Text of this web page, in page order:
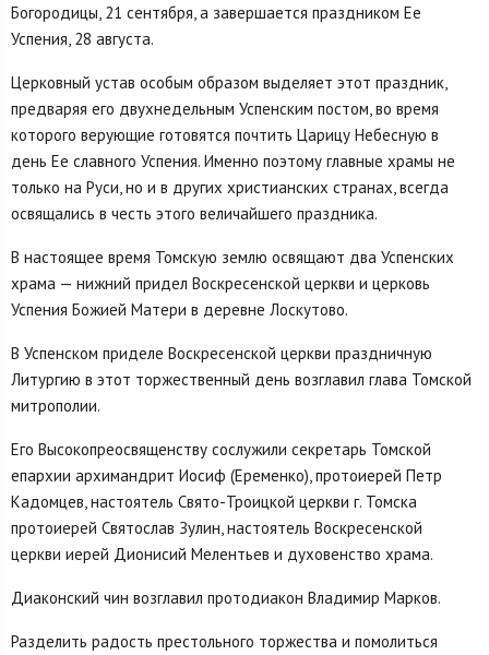
Богородицы, 21 сентября, а завершается праздником Ее
Успения, 28 августа.
Церковный устав особым образом выделяет этот праздник,
предваряя его двухнедельным Успенским постом, во время
которого верующие готовятся почтить Царицу Небесную в
день Ее славного Успения. Именно поэтому главные храмы не
только на Руси, но и в других христианских странах, всегда
освящались в честь этого величайшего праздника.
В настоящее время Томскую землю освящают два Успенских
храма — нижний придел Воскресенской церкви и церковь
Успения Божией Матери в деревне Лоскутово.
В Успенском приделе Воскресенской церкви праздничную
Литургию в этот торжественный день возглавил глава Томской
митрополии.
Его Высокопреосвященству сослужили секретарь Томской
епархии архимандрит Иосиф (Еременко), протоиерей Петр
Кадомцев, настоятель Свято-Троицкой церкви г. Томска
протоиерей Святослав Зулин, настоятель Воскресенской
церкви иерей Дионисий Мелентьев и духовенство храма.
Диаконский чин возглавил протодиакон Владимир Марков.​
Разделить радость престольного торжества и помолиться